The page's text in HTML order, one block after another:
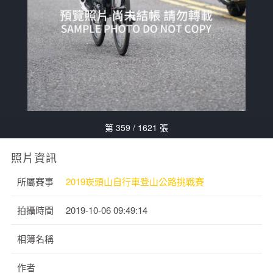
第 359 / 1621 張
照片資訊
所屬賽事 2019崁頭山自行車登山公路挑戰賽
拍攝時間 2019-10-06 09:49:14
相簿名稱
作者